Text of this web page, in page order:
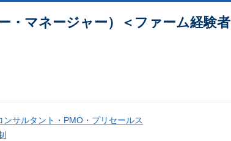
・マネージャー）＜ファーム経験者
ンサルタント・PMO・プリセールス